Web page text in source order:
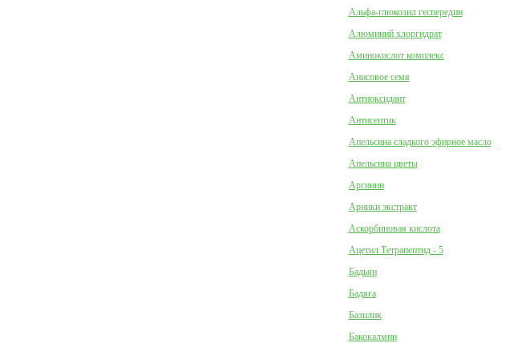
Альфа-глюкозил геспередин
Алюминий хлоргидрат
Аминокислот комплекс
Анисовое семя
Антиоксидант
Антисептик
Апельсина сладкого эфирное масло
Апельсина цветы
Аргинин
Арники экстракт
Аскорбиновая кислота
Ацетил Тетрапептид - 5
Бадьян
Бадяга
Базилик
Бакокалмин